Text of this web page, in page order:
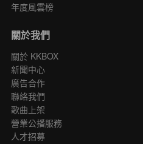
年度風雲榜
關於我們
關於 KKBOX
新聞中心
廣告合作
聯絡我們
歌曲上架
營業公播服務
人才招募